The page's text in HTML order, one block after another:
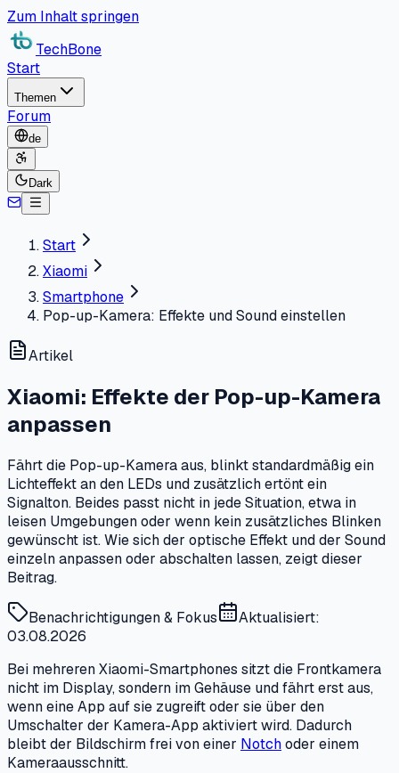
Zum Inhalt springen
TechBone
Start
Themen
Forum
de
Dark
Start
Xiaomi
Smartphone
Pop-up-Kamera: Effekte und Sound einstellen
Artikel
Xiaomi: Effekte der Pop-up-Kamera
anpassen
Fährt die Pop-up-Kamera aus, blinkt standardmäßig ein
Lichteffekt an den LEDs und zusätzlich ertönt ein
Signalton. Beides passt nicht in jede Situation, etwa in
leisen Umgebungen oder wenn kein zusätzliches Blinken
gewünscht ist. Wie sich der optische Effekt und der Sound
einzeln anpassen oder abschalten lassen, zeigt dieser
Beitrag.
Benachrichtigungen & Fokus
Aktualisiert:
03.08.2026
Bei mehreren Xiaomi-Smartphones sitzt die Frontkamera
nicht im Display, sondern im Gehäuse und fährt erst aus,
wenn eine App auf sie zugreift oder sie über den
Umschalter der Kamera-App aktiviert wird. Dadurch
bleibt der Bildschirm frei von einer Notchoder einem
Kameraausschnitt.